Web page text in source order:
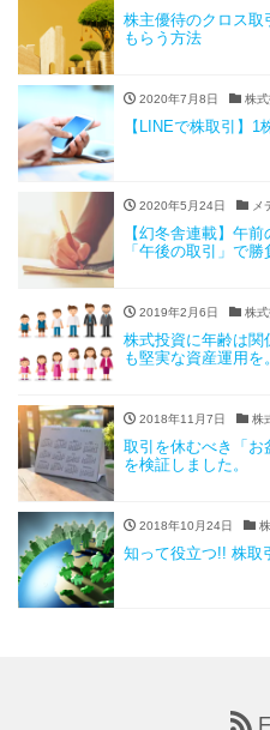
株主優待のクロス取
もらう方法
2020年7月8日 株
【LINEで株取引】1
2020年5月24日 メ
【幻冬舎連載】午
「午後の取引」で勝
2019年2月6日 株
株式投資に年齢は
も堅実な資産運用を。
2018年11月7日 株
取引を休むべき「お
を検証しました。
2018年10月24日
知って役立つ!! 株取